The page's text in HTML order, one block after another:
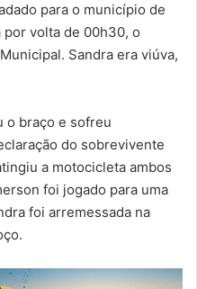
para o município de
por volta de 00h30, o
Sandra era viúva,
o braço e sofreu
do sobrevivente
a motocicleta ambos
foi jogado para uma
foi arremessada na